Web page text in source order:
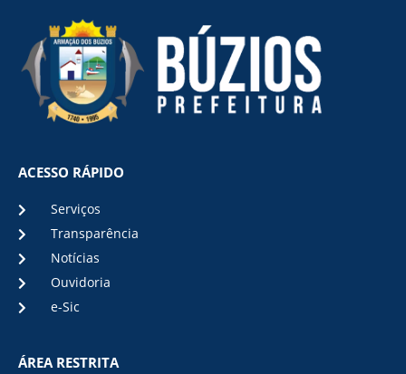
ACESSO RÁPIDO
Serviços
Transparência
Notícias
Ouvidoria
e-Sic
ÁREA RESTRITA